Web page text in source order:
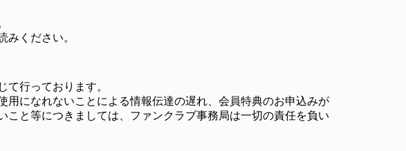
ください。
行っております。
になれないことによる情報伝達の遅れ、会員特典のお申込みが
と等につきましては、ファンクラブ事務局は一切の責任を負い